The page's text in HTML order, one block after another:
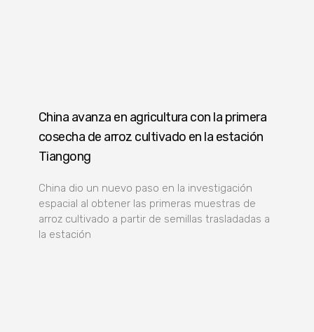
China avanza en agricultura con la primera
cosecha de arroz cultivado en la estación
Tiangong
China dio un nuevo paso en la investigación
espacial al obtener las primeras muestras de
arroz cultivado a partir de semillas trasladadas a
la estación